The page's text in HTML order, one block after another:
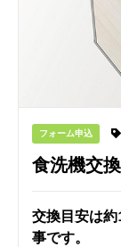
フォーム申込
食洗機交換
交換目安は
事です。